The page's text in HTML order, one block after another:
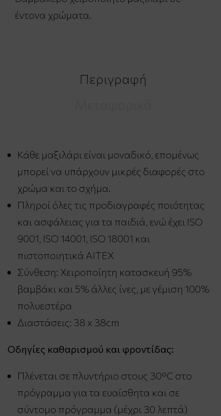
έντονα χρώματα.
Περιγραφή
Κάθε μαξιλάρι είναι μοναδικό, επομένως
μπορεί να υπάρχουν μικρές διαφορές στο
χρώμα και το σχήμα.
Πληροί όλες τις προδιαγραφές ποιότητας
και ασφάλειας για τα παιδιά, ενώ έχει ISO
9001, ISO 14001, ISO 18001 και
πιστοποιητικά AITEX
Σύνθεση: Χειροποίητη κατασκευή 95%
βαμβάκι και 5% άλλες ίνες, με γέμιση 100%
πολυεστέρα
Διαστάσεις: 38 x 38cm
Οδηγίες καθαρισμού και φροντίδας:
Πλένεται σε πλυντήριο στους 30°C στο
πρόγραμμα για τα ευαίσθητα και σε
σύντομο πρόγραμμα (μέχρι 30 λεπτά)